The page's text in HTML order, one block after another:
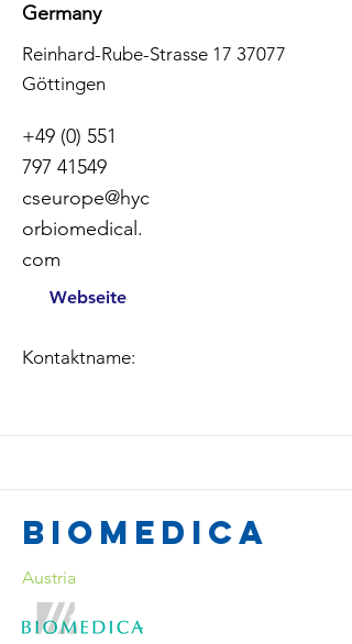
Germany
Reinhard-Rube-Strasse 17 37077
Göttingen
+49 (0) 551
797 41549
cseurope@hyc
orbiomedical.
com
Webseite
Kontaktname:
Biomedica
Austria